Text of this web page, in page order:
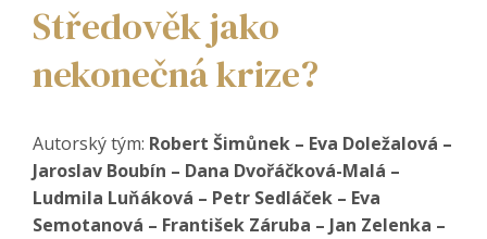
Středověk jako
nekonečná krize?
Autorský tým: Robert Šimůnek – Eva Doležalová –
Jaroslav Boubín – Dana Dvořáčková-Malá –
Ludmila Luňáková – Petr Sedláček – Eva
Semotanová – František Záruba – Jan Zelenka –